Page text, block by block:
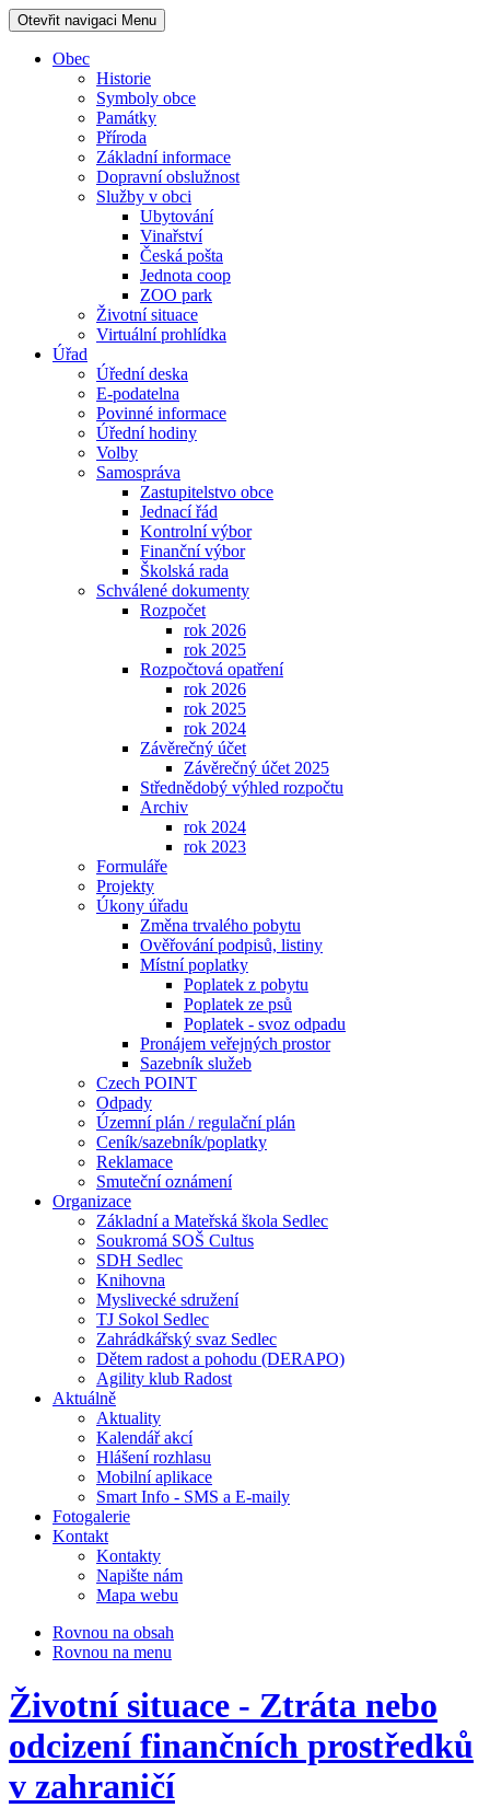
Otevřit navigaci Menu
Obec
Historie
Symboly obce
Památky
Příroda
Základní informace
Dopravní obslužnost
Služby v obci
Ubytování
Vinařství
Česká pošta
Jednota coop
ZOO park
Životní situace
Virtuální prohlídka
Úřad
Úřední deska
E-podatelna
Povinné informace
Úřední hodiny
Volby
Samospráva
Zastupitelstvo obce
Jednací řád
Kontrolní výbor
Finanční výbor
Školská rada
Schválené dokumenty
Rozpočet
rok 2026
rok 2025
Rozpočtová opatření
rok 2026
rok 2025
rok 2024
Závěrečný účet
Závěrečný účet 2025
Střednědobý výhled rozpočtu
Archiv
rok 2024
rok 2023
Formuláře
Projekty
Úkony úřadu
Změna trvalého pobytu
Ověřování podpisů, listiny
Místní poplatky
Poplatek z pobytu
Poplatek ze psů
Poplatek - svoz odpadu
Pronájem veřejných prostor
Sazebník služeb
Czech POINT
Odpady
Územní plán / regulační plán
Ceník/sazebník/poplatky
Reklamace
Smuteční oznámení
Organizace
Základní a Mateřská škola Sedlec
Soukromá SOŠ Cultus
SDH Sedlec
Knihovna
Myslivecké sdružení
TJ Sokol Sedlec
Zahrádkářský svaz Sedlec
Dětem radost a pohodu (DERAPO)
Agility klub Radost
Aktuálně
Aktuality
Kalendář akcí
Hlášení rozhlasu
Mobilní aplikace
Smart Info - SMS a E-maily
Fotogalerie
Kontakt
Kontakty
Napište nám
Mapa webu
Rovnou na obsah
Rovnou na menu
Životní situace - Ztráta nebo
odcizení finančních prostředků
v zahraničí